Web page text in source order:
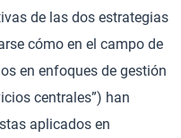
de las dos estrategias
cómo en el campo de
en enfoques de gestión
centrales”) han
aplicados en